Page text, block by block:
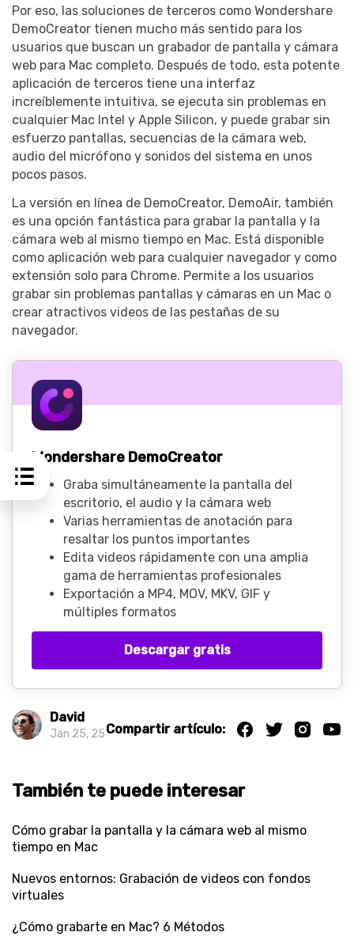
Por eso, las soluciones de terceros como Wondershare
DemoCreator tienen mucho más sentido para los
usuarios que buscan un grabador de pantalla y cámara
web para Mac completo. Después de todo, esta potente
aplicación de terceros tiene una interfaz
increíblemente intuitiva, se ejecuta sin problemas en
cualquier Mac Intel y Apple Silicon, y puede grabar sin
esfuerzo pantallas, secuencias de la cámara web,
audio del micrófono y sonidos del sistema en unos
pocos pasos.
La versión en línea de DemoCreator, DemoAir, también
es una opción fantástica para grabar la pantalla y la
cámara web al mismo tiempo en Mac. Está disponible
como aplicación web para cualquier navegador y como
extensión solo para Chrome. Permite a los usuarios
grabar sin problemas pantallas y cámaras en un Mac o
crear atractivos videos de las pestañas de su
navegador.
Wondershare DemoCreator
Graba simultáneamente la pantalla del
escritorio, el audio y la cámara web
Varias herramientas de anotación para
resaltar los puntos importantes
Edita videos rápidamente con una amplia
gama de herramientas profesionales
Exportación a MP4, MOV, MKV, GIF y
múltiples formatos
Descargar gratis
David
Jan 25, 25Compartir artículo:
También te puede interesar
Cómo grabar la pantalla y la cámara web al mismo
tiempo en Mac
Nuevos entornos: Grabación de videos con fondos
virtuales
¿Cómo grabarte en Mac? 6 Métodos